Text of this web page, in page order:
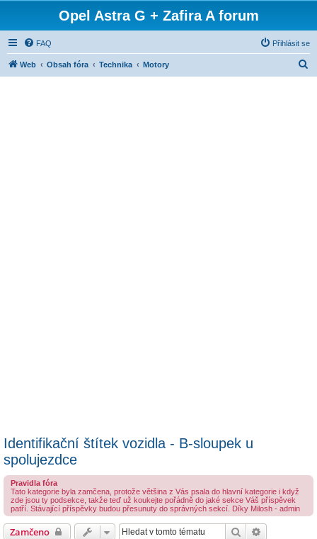
Opel Astra G + Zafira A forum
FAQ Přihlásit se
Web Obsah fóra Technika Motory
Identifikační štítek vozidla - B-sloupek u
spolujezdce
Pravidla fóra
Tato kategorie byla zamčena, protože většina z Vás psala do hlavní kategorie i když
zde jsou ty podsekce, takže teď už koukejte pořádně do jaké sekce Váš příspěvek
patří. Stávající příspěvky budou přesunuty do správných sekcí. Díky Milosh - admin
Zamčeno Hledat